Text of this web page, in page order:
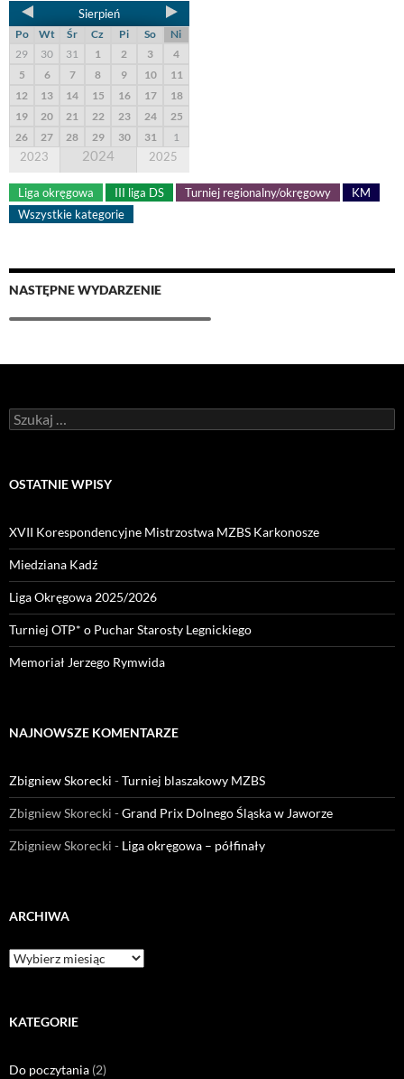
Sierpień
Po Wt Śr Cz Pi So
Ni
29
30 31 1 2 3
4
5
6 7 8 9 10
11
12
13 14 15 16 17
18
19
20 21 22 23 24
25
26
27 28 29 30 31 1
2023 2024 2025
Liga okręgowa III liga DS Turniej regionalny/okręgowy
KM
Wszystkie kategorie
NASTĘPNE WYDARZENIE
OSTATNIE WPISY
XVII Korespondencyjne Mistrzostwa MZBS Karkonosze
Miedziana Kadź
Liga Okręgowa 2025/2026
Turniej OTP* o Puchar Starosty Legnickiego
Memoriał Jerzego Rymwida
NAJNOWSZE KOMENTARZE
Zbigniew Skorecki -Turniej blaszakowy MZBS
Zbigniew Skorecki -Grand Prix Dolnego Śląska w Jaworze
Zbigniew Skorecki - Liga okręgowa – półfinały
ARCHIWA
KATEGORIE
Do poczytania (2)